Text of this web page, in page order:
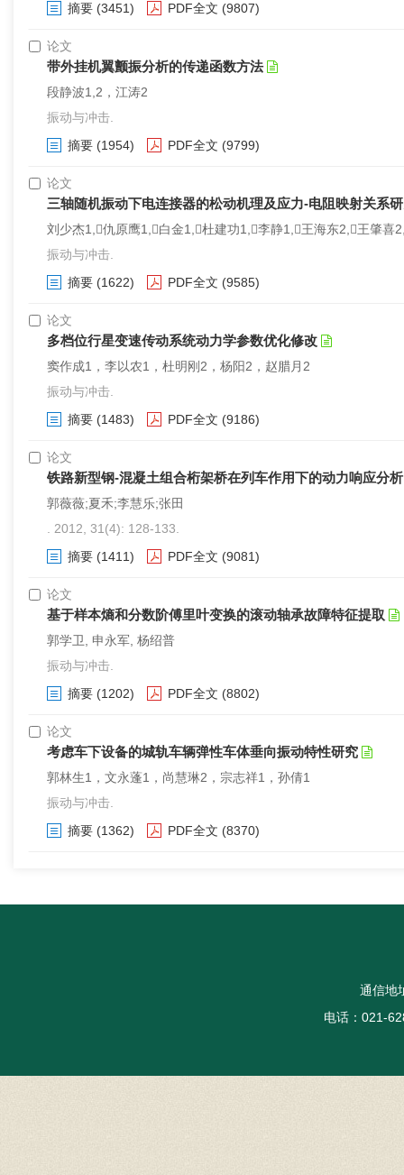
摘要 (3451) PDF全文 (9807)
论文
带外挂机翼颤振分析的传递函数方法
段静波1,2，江涛2
振动与冲击.
摘要 (1954) PDF全文 (9799)
论文
三轴随机振动下电连接器的松动机理及应力-电阻映射关系
刘少杰1,仇原鹰1,白金1,杜建功1,李静1,王海东2,王肇喜
振动与冲击.
摘要 (1622) PDF全文 (9585)
论文
多档位行星变速传动系统动力学参数优化修改
窦作成1，李以农1，杜明刚2，杨阳2，赵腊月2
振动与冲击.
摘要 (1483) PDF全文 (9186)
论文
铁路新型钢-混凝土组合桁架桥在列车作用下的动力响应分析
郭薇薇;夏禾;李慧乐;张田
. 2012, 31(4): 128-133.
摘要 (1411) PDF全文 (9081)
论文
基于样本熵和分数阶傅里叶变换的滚动轴承故障特征提取
郭学卫, 申永军, 杨绍普
振动与冲击.
摘要 (1202) PDF全文 (8802)
论文
考虑车下设备的城轨车辆弹性车体垂向振动特性研究
郭林生1，文永蓬1，尚慧琳2，宗志祥1，孙倩1
振动与冲击.
摘要 (1362) PDF全文 (8370)
通信地
电话：021-